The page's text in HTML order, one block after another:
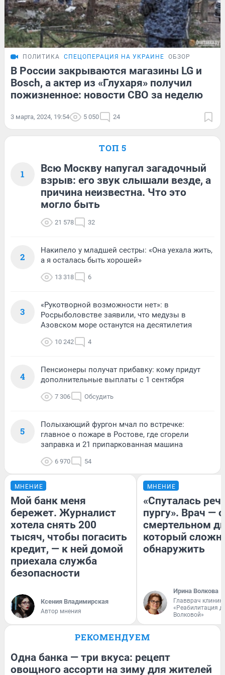
ПОЛИТИКА СПЕЦОПЕРАЦИЯ НА УКРАИНЕ ОБЗОР
В России закрываются магазины LG и
Bosch, а актер из «Глухаря» получил
пожизненное: новости СВО за неделю
3 марта, 2024, 19:54 5 050 24
ТОП 5
1
Всю Москву напугал загадочный
взрыв: его звук слышали везде, а
причина неизвестна. Что это
могло быть
21 578 32
2
Накипело у младшей сестры: «Она уехала жить,
а я осталась быть хорошей»
13 318 6
3
«Рукотворной возможности нет»: в
Росрыболовстве заявили, что медузы в
Азовском море останутся на десятилетия
10 242 4
4
Пенсионеры получат прибавку: кому придут
дополнительные выплаты с 1 сентября
7 306 Обсудить
5
Полыхающий фургон мчал по встречке:
главное о пожаре в Ростове, где сгорели
заправка и 21 припаркованная машина
6 970 54
МНЕНИЕ
Мой банк меня
бережет. Журналист
хотела снять 200
тысяч, чтобы погасить
кредит, — к ней домой
приехала служба
безопасности
Ксения Владимирская
Автор мнения
МНЕНИЕ
«Спуталась
пургу». Врач — о
смертельном
который
обнаружить
Ирина Волкова
Главврач
«Реабилитация
Волковой»
РЕКОМЕНДУЕМ
Одна банка — три вкуса: рецепт
овощного ассорти на зиму для жителей